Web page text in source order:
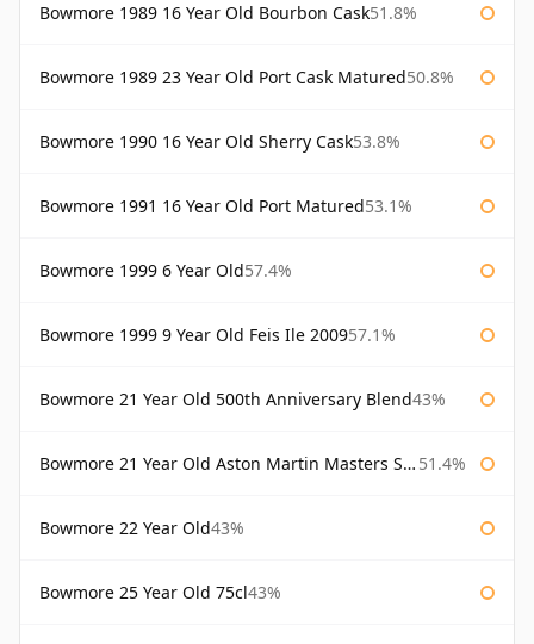
Bowmore 1989 16 Year Old Bourbon Cask51.8%
Bowmore 1989 23 Year Old Port Cask Matured50.8%
Bowmore 1990 16 Year Old Sherry Cask53.8%
Bowmore 1991 16 Year Old Port Matured53.1%
Bowmore 1999 6 Year Old57.4%
Bowmore 1999 9 Year Old Feis Ile 200957.1%
Bowmore 21 Year Old 500th Anniversary Blend43%
Bowmore 21 Year Old Aston Martin Masters Selection 2024 51.4%
Bowmore 22 Year Old43%
Bowmore 25 Year Old 75cl43%